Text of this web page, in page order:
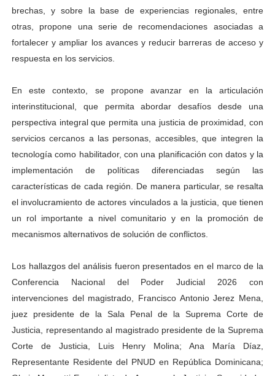
brechas, y sobre la base de experiencias regionales, entre
otras, propone una serie de recomendaciones asociadas a
fortalecer y ampliar los avances y reducir barreras de acceso y
respuesta en los servicios.
En este contexto, se propone avanzar en la articulación
interinstitucional, que permita abordar desafíos desde una
perspectiva integral que permita una justicia de proximidad, con
servicios cercanos a las personas, accesibles, que integren la
tecnología como habilitador, con una planificación con datos y la
implementación de políticas diferenciadas según las
características de cada región. De manera particular, se resalta
el involucramiento de actores vinculados a la justicia, que tienen
un rol importante a nivel comunitario y en la promoción de
mecanismos alternativos de solución de conflictos.
Los hallazgos del análisis fueron presentados en el marco de la
Conferencia Nacional del Poder Judicial 2026 con
intervenciones del magistrado, Francisco Antonio Jerez Mena,
juez presidente de la Sala Penal de la Suprema Corte de
Justicia, representando al magistrado presidente de la Suprema
Corte de Justicia, Luis Henry Molina; Ana María Díaz,
Representante Residente del PNUD en República Dominicana;